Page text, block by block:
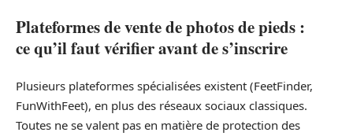
Plateformes de vente de photos de pieds :
ce qu’il faut vérifier avant de s’inscrire
Plusieurs plateformes spécialisées existent (FeetFinder,
FunWithFeet), en plus des réseaux sociaux classiques.
Toutes ne se valent pas en matière de protection des